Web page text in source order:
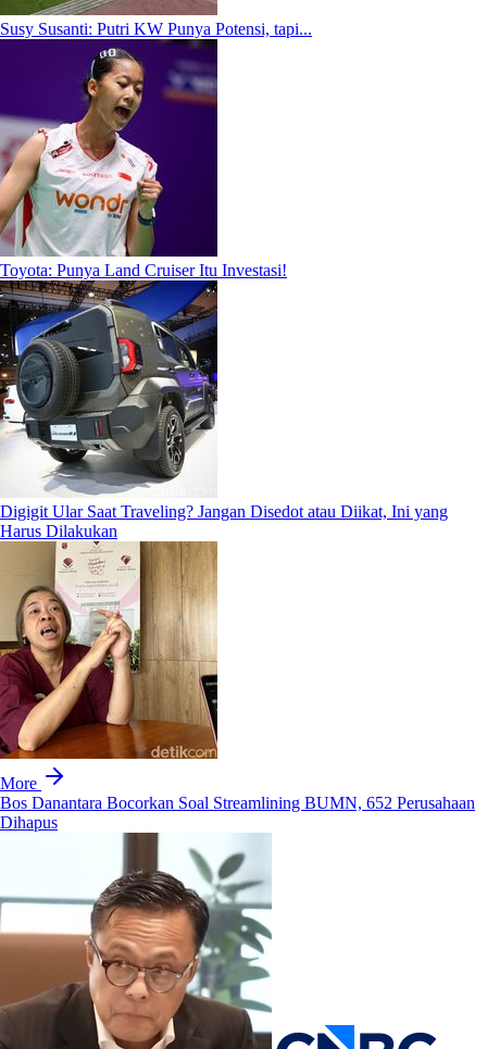
Susy Susanti: Putri KW Punya Potensi, tapi...
Toyota: Punya Land Cruiser Itu Investasi!
Digigit Ular Saat Traveling? Jangan Disedot atau Diikat, Ini yang
Harus Dilakukan
More
Bos Danantara Bocorkan Soal Streamlining BUMN, 652 Perusahaan
Dihapus